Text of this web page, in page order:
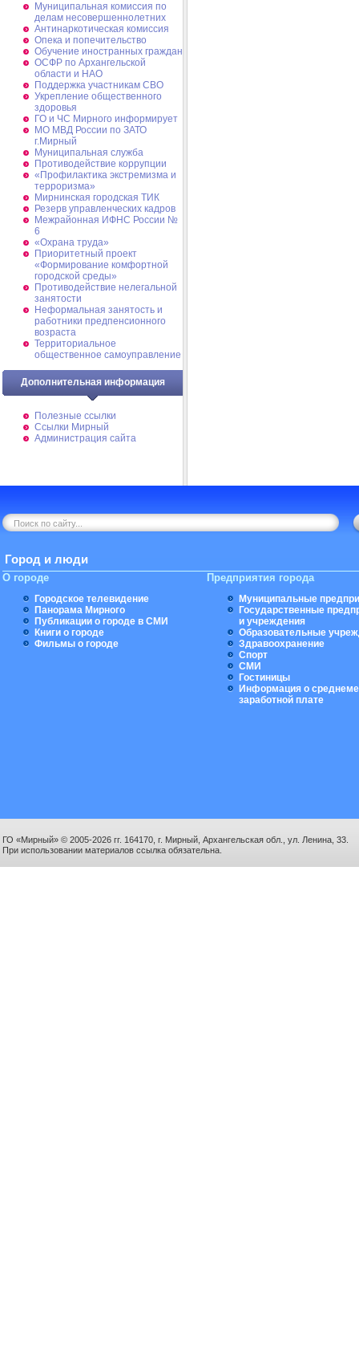
Муниципальная комиссия по
делам несовершеннолетних
Антинаркотическая комиссия
Опека и попечительство
Обучение иностранных граждан
ОСФР по Архангельской
области и НАО
Поддержка участникам СВО
Укрепление общественного
здоровья
ГО и ЧС Мирного информирует
МО МВД России по ЗАТО
г.Мирный
Муниципальная cлужба
Противодействие коррупции
«Профилактика экстремизма и
терроризма»
Мирнинская городская ТИК
Резерв управленческих кадров
Межрайонная ИФНС России №
6
«Охрана труда»
Приоритетный проект
«Формирование комфортной
городской среды»
Противодействие нелегальной
занятости
Неформальная занятость и
работники предпенсионного
возраста
Территориальное
общественное самоуправление
Дополнительная информация
Полезные ссылки
Ссылки Мирный
Администрация сайта
Город и люди
О городе
Городское телевидение
Панорама Мирного
Публикации о городе в СМИ
Книги о городе
Фильмы о городе
Предприятия города
Муниципальные
Государственные
и учреждения
Образовательные
Здравоохранение
Спорт
СМИ
Гостиницы
Информация о
заработной плате
ГО «Мирный» © 2005-2026 гг. 164170, г. Мирный, Архангельская обл., ул. Ленина, 33.
При использовании материалов ссылка обязательна.